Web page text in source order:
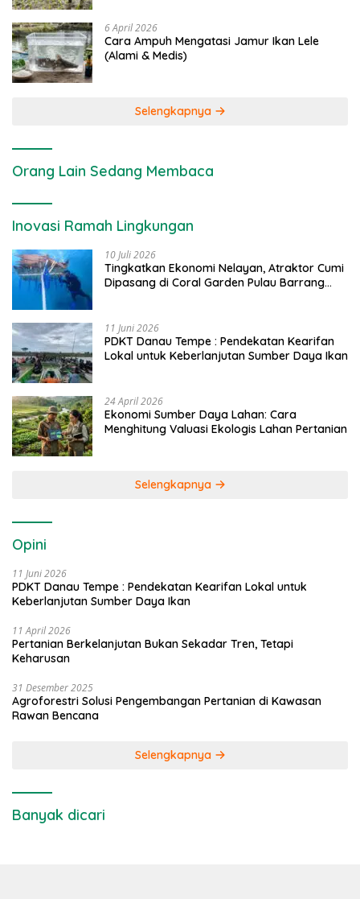
6 April 2026
Cara Ampuh Mengatasi Jamur Ikan Lele
(Alami & Medis)
Selengkapnya
Orang Lain Sedang Membaca
Inovasi Ramah Lingkungan
10 Juli 2026
Tingkatkan Ekonomi Nelayan, Atraktor Cumi
Dipasang di Coral Garden Pulau Barrang
11 Juni 2026
PDKT Danau Tempe : Pendekatan Kearifan
Lokal untuk Keberlanjutan Sumber Daya Ikan
24 April 2026
Ekonomi Sumber Daya Lahan: Cara
Menghitung Valuasi Ekologis Lahan Pertanian
Selengkapnya
Opini
11 Juni 2026
PDKT Danau Tempe : Pendekatan Kearifan Lokal untuk
Keberlanjutan Sumber Daya Ikan
11 April 2026
Pertanian Berkelanjutan Bukan Sekadar Tren, Tetapi
Keharusan
31 Desember 2025
Agroforestri Solusi Pengembangan Pertanian di Kawasan
Rawan Bencana
Selengkapnya
Banyak dicari